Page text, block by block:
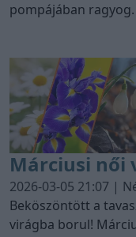
pompájában
botanikai eredetű
jelentéstartalommal
szimbolikával bírnak.
Márciusi női
2026-03-05 21:07 |
Beköszöntött a
virágba borul!